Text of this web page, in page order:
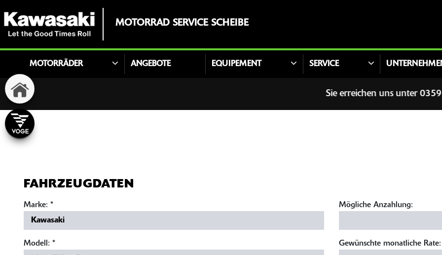
MOTORRAD SERVICE SCHEIBE
MOTORRÄDER ANGEBOTE EQUIPEMENT SERVICE
Sie erreichen uns unter 035953
FAHRZEUGDATEN
Marke: *
Modell: *
Mögliche Anzahlung:
Gewünschte monatliche Rate: